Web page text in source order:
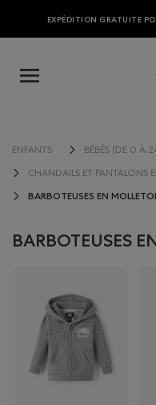
EXPÉDITION GRATUITE
ENFANTS BÉBÉS (DE 0 À
CHANDAILS ET PANTALONS
BARBOTEUSES EN
BARBOTEUSES